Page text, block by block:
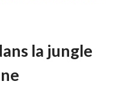
la jungle